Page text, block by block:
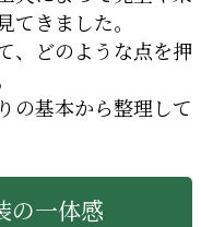
てきました。
、どのような点を押
の基本から整理して
の一体感